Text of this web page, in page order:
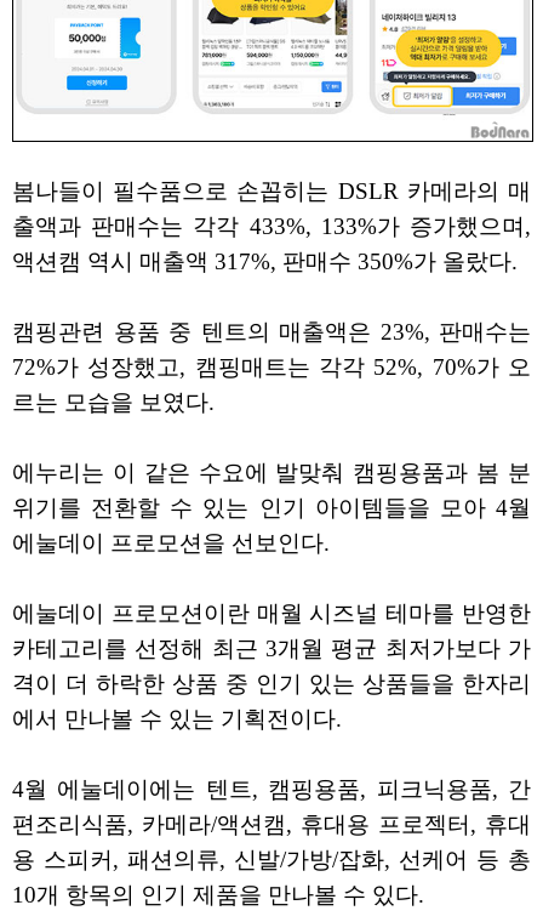
봄나들이 필수품으로 손꼽히는 DSLR 카메라의 매
출액과 판매수는 각각 433%, 133%가 증가했으며,
액션캠 역시 매출액 317%, 판매수 350%가 올랐다.
캠핑관련 용품 중 텐트의 매출액은 23%, 판매수는
72%가 성장했고, 캠핑매트는 각각 52%, 70%가 오
르는 모습을 보였다.
에누리는 이 같은 수요에 발맞춰 캠핑용품과 봄 분
위기를 전환할 수 있는 인기 아이템들을 모아 4월
에눌데이 프로모션을 선보인다.
에눌데이 프로모션이란 매월 시즈널 테마를 반영한
카테고리를 선정해 최근 3개월 평균 최저가보다 가
격이 더 하락한 상품 중 인기 있는 상품들을 한자리
에서 만나볼 수 있는 기획전이다.
4월 에눌데이에는 텐트, 캠핑용품, 피크닉용품, 간
편조리식품, 카메라/액션캠, 휴대용 프로젝터, 휴대
용 스피커, 패션의류, 신발/가방/잡화, 선케어 등 총
10개 항목의 인기 제품을 만나볼 수 있다.